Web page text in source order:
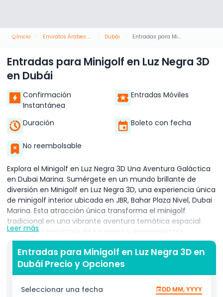
Inicio Emiratos Árabes Unidos Dubái Entradas para Minigolf en Luz Negra 3D en Dubái
Entradas para Minigolf en Luz Negra 3D
en Dubái
Confirmación
Instantánea
Entradas Móviles
Duración Boleto con fecha
No reembolsable
Explora el Minigolf en Luz Negra 3D Una Aventura Galáctica
en Dubai Marina. Sumérgete en un mundo brillante de
diversión en Minigolf en Luz Negra 3D, una experiencia única
de minigolf interior ubicada en JBR, Bahar Plaza Nivel, Dubai
Marina. Esta atracción única transforma el minigolf
tradicional en una vibrante aventura temática espacial
utilizando tecnología de luz negra y sorprendentes
imágenes 3D. Cada superficie, desde el suelo hasta el
techo, está pintada a mano por artistas 3D de renombre
mundial, creando un ambiente deslumbrante lleno de
imágenes brillantes y coloridas que cobran vida a través de
gafas 3D. Perfecto para familias, adultos y amantes del
deporte, esta actividad inmersiva ofrece una forma
Leer más
Entradas para Minigolf en Luz Negra 3D en
Dubái Precio y Opciones
Seleccionar una fecha DD MM, YYYY